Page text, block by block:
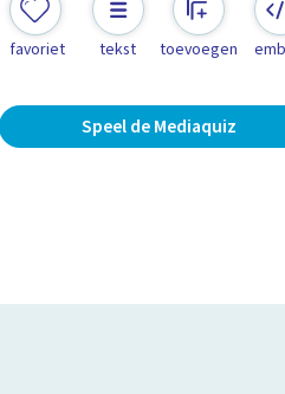
favoriet tekst toevoegen
Speel de Mediaquiz